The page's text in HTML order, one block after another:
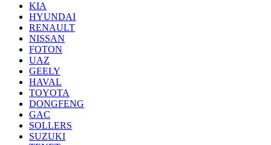
KIA
HYUNDAI
RENAULT
NISSAN
FOTON
UAZ
GEELY
HAVAL
TOYOTA
DONGFENG
GAC
SOLLERS
SUZUKI